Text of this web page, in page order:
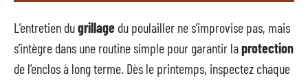
L’entretien dugrillage du poulailler ne s’improvise pas, mais
s’intègre dans une routine simple pour garantir laprotection
de l’enclos à long terme. Dès le printemps, inspectez chaque